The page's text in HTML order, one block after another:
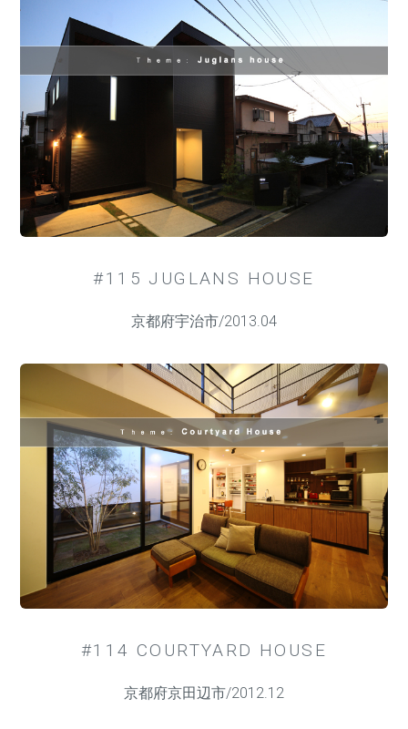
#115 JUGLANS HOUSE
京都府宇治市/2013.04
#114 COURTYARD HOUSE
京都府京田辺市/2012.12